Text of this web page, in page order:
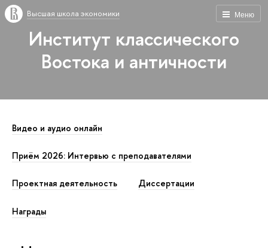
Меню
Высшая школа экономики
Институт классического
Востока и античности
Видео и аудио онлайн
Приём 2026: Интервью с преподавателями
Проектная деятельность Диссертации
Награды